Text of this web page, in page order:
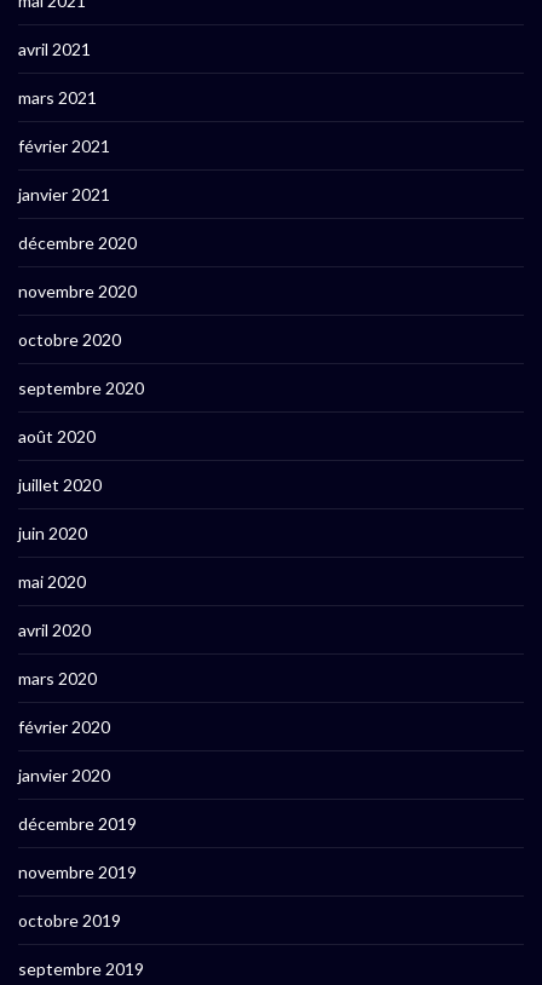
avril 2021
mars 2021
février 2021
janvier 2021
décembre 2020
novembre 2020
octobre 2020
septembre 2020
août 2020
juillet 2020
juin 2020
mai 2020
avril 2020
mars 2020
février 2020
janvier 2020
décembre 2019
novembre 2019
octobre 2019
septembre 2019